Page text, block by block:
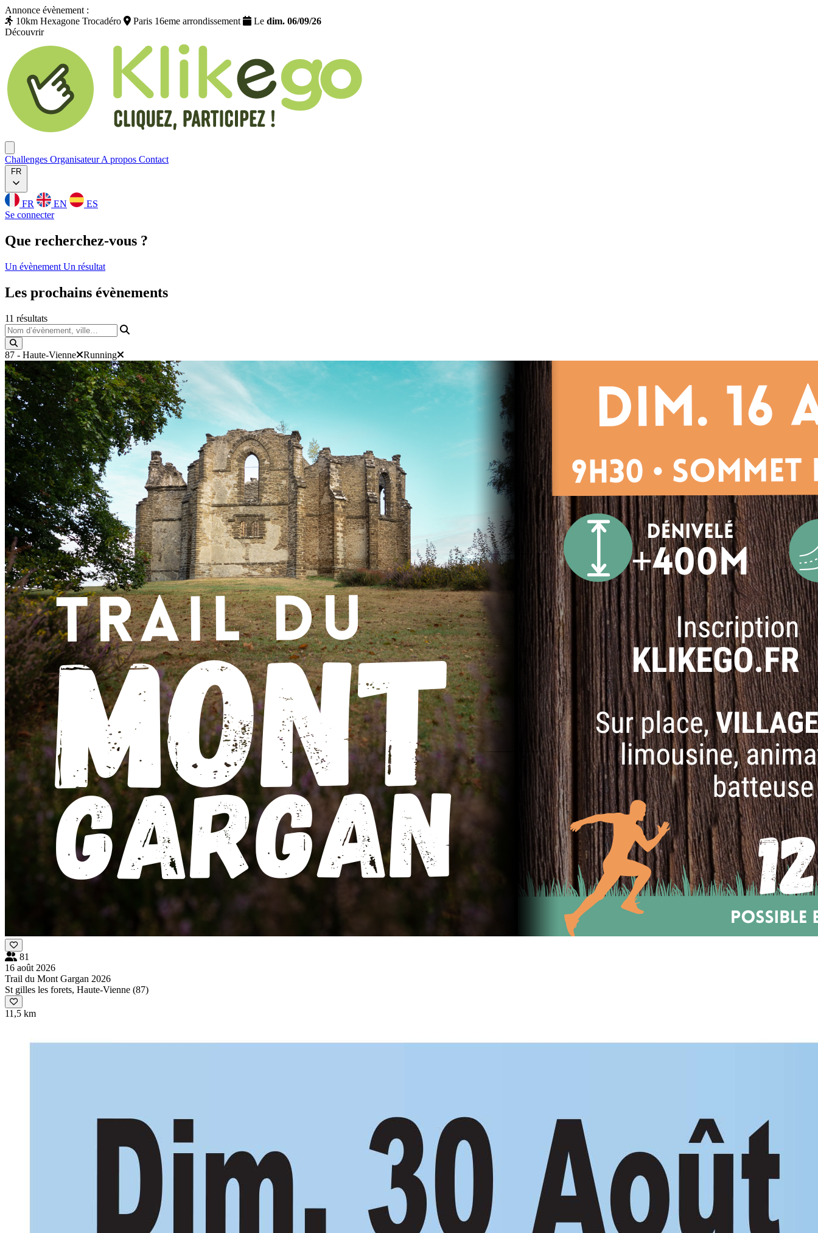
Annonce évènement :
10km Hexagone Trocadéro
Paris 16eme arrondissement Le dim. 06/09/26
Découvrir
Challenges OrganisateurA propos Contact
FR
FR EN
ES
Se connecter
Que recherchez-vous ?
Un évènement Un résultat
Les prochains évènements
11 résultats
Nom d’évènement, ville…
87 - Haute-Vienne Running
81
16 août 2026
Trail du Mont Gargan 2026
St gilles les forets, Haute-Vienne (87)
11,5 km